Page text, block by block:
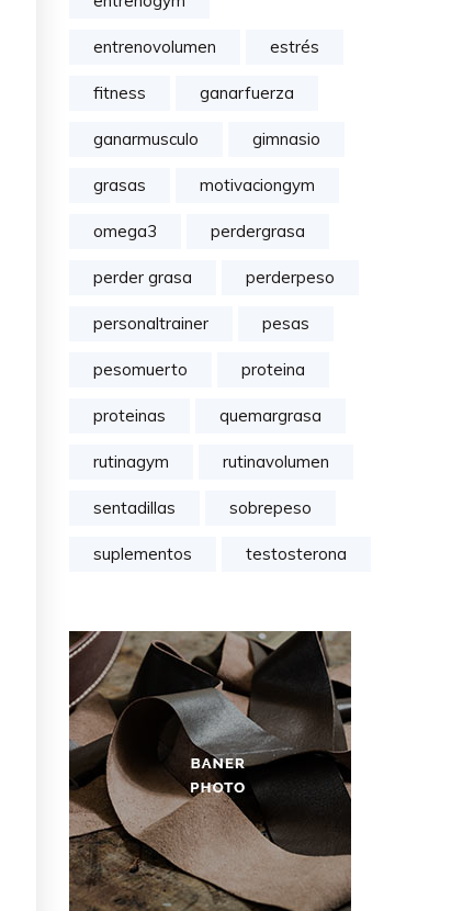
entrenovolumen estrés
fitness ganarfuerza
ganarmusculo gimnasio
grasas motivaciongym
omega3 perdergrasa
perder grasa perderpeso
personaltrainer pesas
pesomuerto proteina
proteinas quemargrasa
rutinagym rutinavolumen
sentadillas sobrepeso
suplementos testosterona